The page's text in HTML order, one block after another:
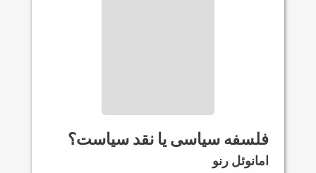
فلسفه سياسی يا نقد سياست؟
امانوئل رنو